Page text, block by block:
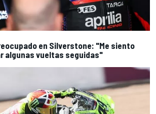
en Silverstone: "Me siento
algunas vueltas seguidas"